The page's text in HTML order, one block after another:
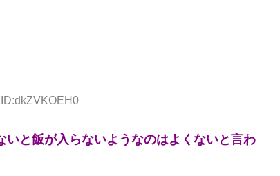
と飯が入らないようなのはよくないと言わ